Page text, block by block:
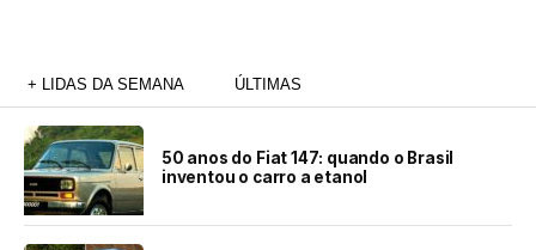
+ LIDAS DA SEMANA ÚLTIMAS
50 anos do Fiat 147: quando o Brasil
inventou o carro a etanol